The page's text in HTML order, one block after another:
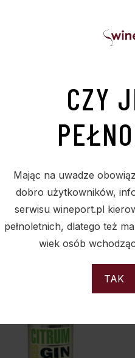
CZY
Mając na uwadze
dobro użytkowników,
serwisu wineport.pl
pełnoletnich, dlatego też
wiek osób
TAK
Sold